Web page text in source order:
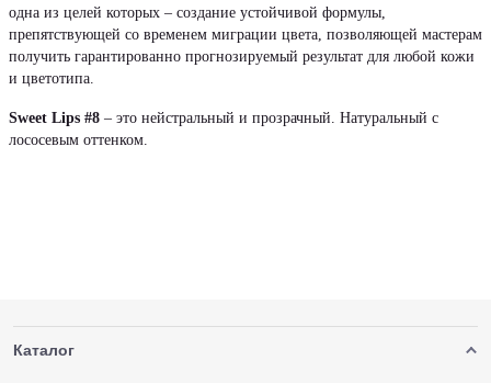
одна из целей которых – создание устойчивой формулы,
препятствующей со временем миграции цвета, позволяющей мастерам
получить гарантированно прогнозируемый результат для любой кожи
и цветотипа.
Sweet Lips #8 – это нейстральный и прозрачный. Натуральный с
лососевым оттенком.
Каталог